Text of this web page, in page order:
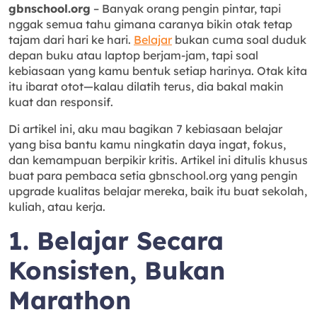
gbnschool.org – Banyak orang pengin pintar, tapi
nggak semua tahu gimana caranya bikin otak tetap
tajam dari hari ke hari. Belajar bukan cuma soal duduk
depan buku atau laptop berjam-jam, tapi soal
kebiasaan yang kamu bentuk setiap harinya. Otak kita
itu ibarat otot—kalau dilatih terus, dia bakal makin
kuat dan responsif.
Di artikel ini, aku mau bagikan 7 kebiasaan belajar
yang bisa bantu kamu ningkatin daya ingat, fokus,
dan kemampuan berpikir kritis. Artikel ini ditulis khusus
buat para pembaca setia gbnschool.org yang pengin
upgrade kualitas belajar mereka, baik itu buat sekolah,
kuliah, atau kerja.
1. Belajar Secara
Konsisten, Bukan
Marathon